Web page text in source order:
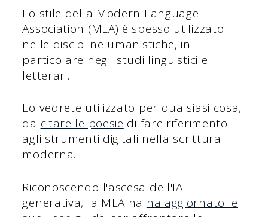
Lo stile della Modern Language
Association (MLA) è spesso utilizzato
nelle discipline umanistiche, in
particolare negli studi linguistici e
letterari.
Lo vedrete utilizzato per qualsiasi cosa,
da citare le poesie di fare riferimento
agli strumenti digitali nella scrittura
moderna.
Riconoscendo l'ascesa dell'IA
generativa, la MLA ha ha aggiornato le